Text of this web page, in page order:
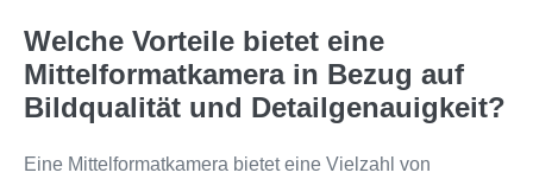
Welche Vorteile bietet eine
Mittelformatkamera in Bezug auf
Bildqualität und Detailgenauigkeit?
Eine Mittelformatkamera bietet eine Vielzahl von